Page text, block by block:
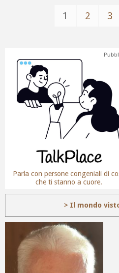
1 2 3
Parla con persone congeniali di
che ti stanno a cuore.
> Il mondo